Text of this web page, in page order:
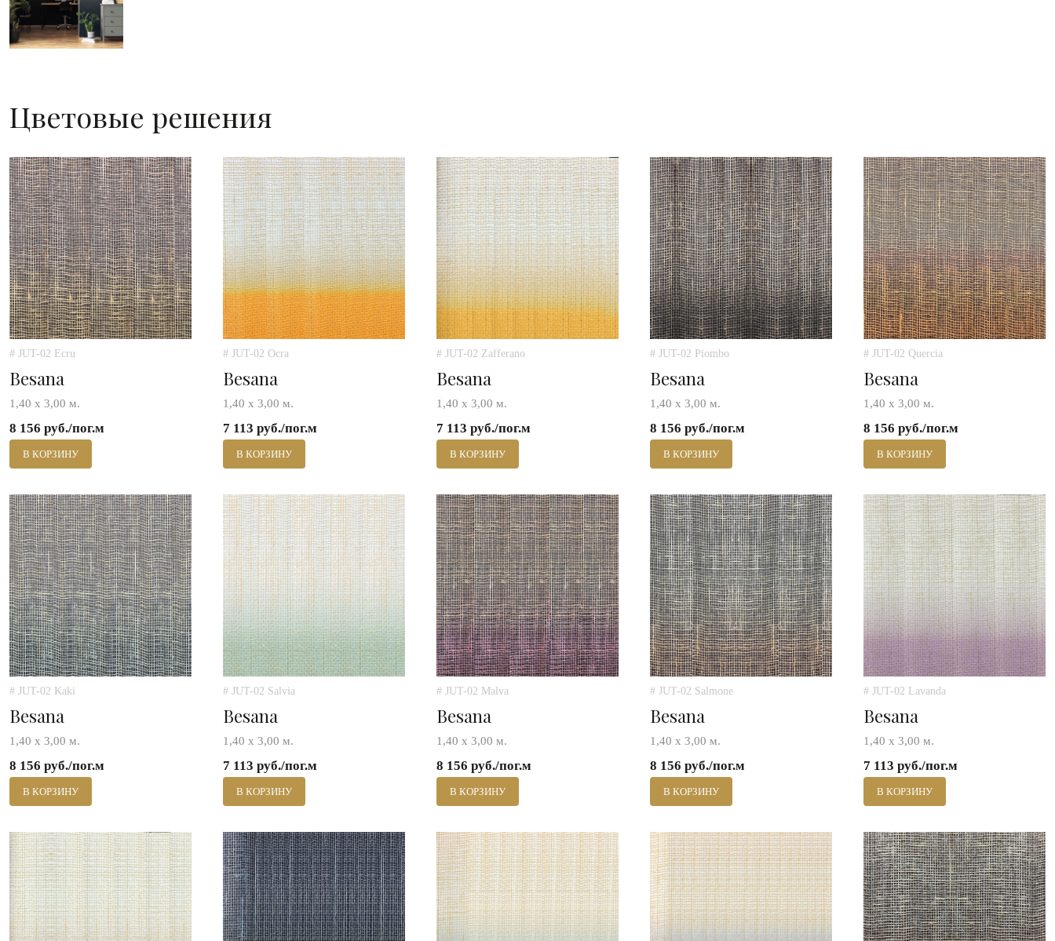
Цветовые решения
# JUT-02 Ecru
Besana
1,40 х 3,00 м.
8 156 руб./пог.м
В КОРЗИНУ
# JUT-02 Ocra
Besana
1,40 х 3,00 м.
7 113 руб./пог.м
В КОРЗИНУ
# JUT-02 Zafferano
Besana
1,40 х 3,00 м.
7 113 руб./пог.м
В КОРЗИНУ
# JUT-02 Piombo
Besana
1,40 х 3,00 м.
8 156 руб./пог.м
В КОРЗИНУ
# JUT-02 Quercia
Besana
1,40 х 3,00 м.
8 156 руб./пог.м
В КОРЗИНУ
# JUT-02 Kaki
Besana
1,40 х 3,00 м.
8 156 руб./пог.м
В КОРЗИНУ
# JUT-02 Salvia
Besana
1,40 х 3,00 м.
7 113 руб./пог.м
В КОРЗИНУ
# JUT-02 Malva
Besana
1,40 х 3,00 м.
8 156 руб./пог.м
В КОРЗИНУ
# JUT-02 Salmone
Besana
1,40 х 3,00 м.
8 156 руб./пог.м
В КОРЗИНУ
# JUT-02 Lavanda
Besana
1,40 х 3,00 м.
7 113 руб./пог.м
В КОРЗИНУ